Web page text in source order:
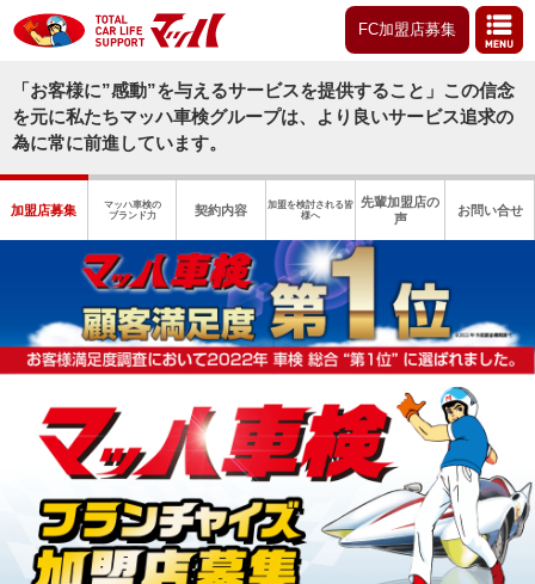
FC加盟店募集
「お客様に”感動”を与えるサービスを提供すること」この信念
を元に私たちマッハ車検グループは、より良いサービス追求の
為に常に前進しています。
加盟店募集
マッハ車検の
ブランド力
契約内容
加盟を検討される皆
様へ
先輩加盟店の
声
お問い合せ